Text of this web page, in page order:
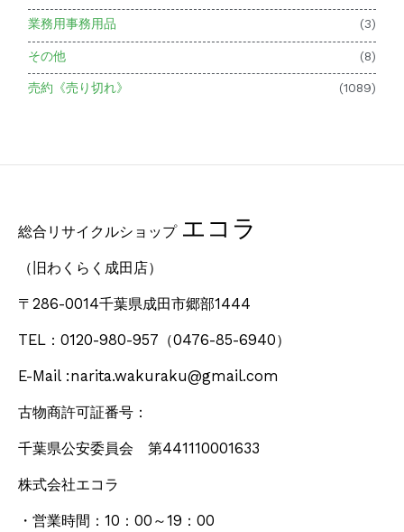
業務用事務用品 (3)
その他 (8)
売約《売り切れ》 (1089)
総合リサイクルショップ エコラ
（旧わくらく成田店）
〒286-0014千葉県成田市郷部1444
TEL：0120-980-957 （0476-85-6940）
E-Mail :narita.wakuraku@gmail.com
古物商許可証番号：
千葉県公安委員会 第441110001633
株式会社エコラ
・営業時間：10：00～19：00